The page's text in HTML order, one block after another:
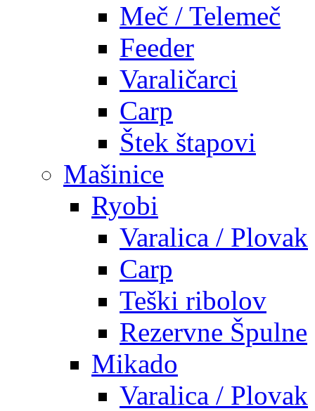
Meč / Telemeč
Feeder
Varaličarci
Carp
Štek štapovi
Mašinice
Ryobi
Varalica / Plovak
Carp
Teški ribolov
Rezervne Špulne
Mikado
Varalica / Plovak